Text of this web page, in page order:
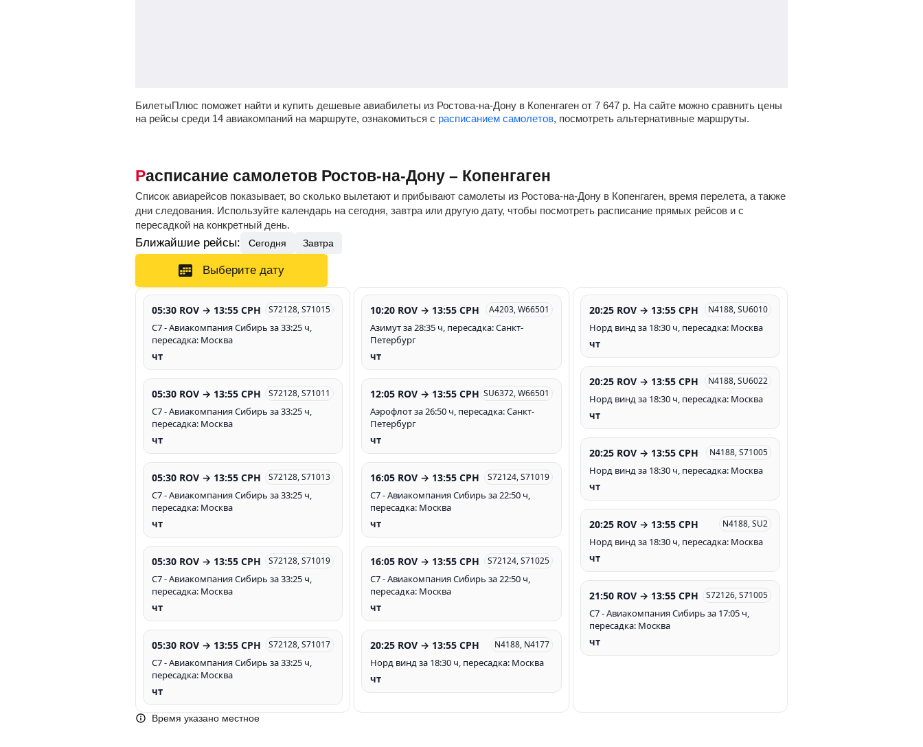
БилетыПлюс поможет найти и купить дешевые авиабилеты из Ростова-на-Дону в Копенгаген от 7 647 р. На сайте можно сравнить цены
на рейсы среди 14 авиакомпаний на маршруте, ознакомиться с расписанием самолетов, посмотреть альтернативные маршруты.
Расписание самолетов Ростов-на-Дону – Копенгаген
Список авиарейсов показывает, во сколько вылетают и прибывают самолеты из Ростова-на-Дону в Копенгаген, время перелета, а также
дни следования. Используйте календарь на сегодня, завтра или другую дату, чтобы посмотреть расписание прямых рейсов и с
пересадкой на конкретный день.
Ближайшие рейсы: Сегодня Завтра
Выберите дату
05:30 ROV → 13:55 CPH S72128, S71015
С7 - Авиакомпания Сибирь за 33:25 ч,
пересадка: Москва
чт
05:30 ROV → 13:55 CPH S72128, S71011
С7 - Авиакомпания Сибирь за 33:25 ч,
пересадка: Москва
чт
05:30 ROV → 13:55 CPH S72128, S71013
С7 - Авиакомпания Сибирь за 33:25 ч,
пересадка: Москва
чт
05:30 ROV → 13:55 CPH S72128, S71019
С7 - Авиакомпания Сибирь за 33:25 ч,
пересадка: Москва
чт
05:30 ROV → 13:55 CPH S72128, S71017
С7 - Авиакомпания Сибирь за 33:25 ч,
пересадка: Москва
чт
10:20 ROV → 13:55 CPH A4203, W66501
Азимут за 28:35 ч, пересадка: Санкт-
Петербург
чт
12:05 ROV → 13:55 CPH SU6372, W66501
Аэрофлот за 26:50 ч, пересадка: Санкт-
Петербург
чт
16:05 ROV → 13:55 CPH S72124, S71019
С7 - Авиакомпания Сибирь за 22:50 ч,
пересадка: Москва
чт
16:05 ROV → 13:55 CPH S72124, S71025
С7 - Авиакомпания Сибирь за 22:50 ч,
пересадка: Москва
чт
20:25 ROV → 13:55 CPH N4188, N4177
Норд винд за 18:30 ч, пересадка: Москва
чт
20:25 ROV → 13:55 CPH N4188, SU6010
Норд винд за 18:30 ч, пересадка: Москва
чт
20:25 ROV → 13:55 CPH N4188, SU6022
Норд винд за 18:30 ч, пересадка: Москва
чт
20:25 ROV → 13:55 CPH N4188, S71005
Норд винд за 18:30 ч, пересадка: Москва
чт
20:25 ROV → 13:55 CPH N4188, SU2
Норд винд за 18:30 ч, пересадка: Москва
чт
21:50 ROV → 13:55 CPH S72126, S71005
С7 - Авиакомпания Сибирь за 17:05 ч,
пересадка: Москва
чт
Время указано местное